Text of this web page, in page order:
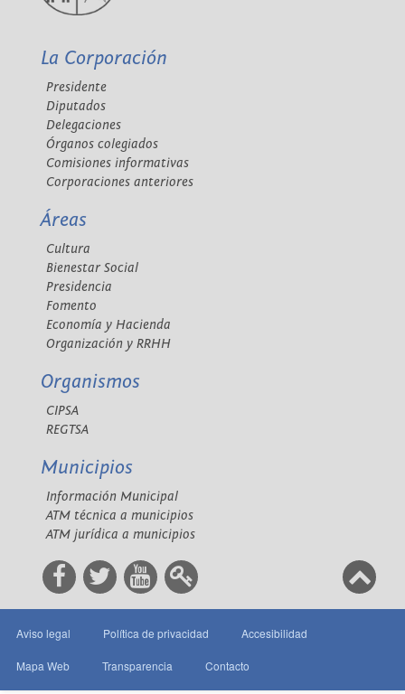
La Corporación
Presidente
Diputados
Delegaciones
Órganos colegiados
Comisiones informativas
Corporaciones anteriores
Áreas
Cultura
Bienestar Social
Presidencia
Fomento
Economía y Hacienda
Organización y RRHH
Organismos
CIPSA
REGTSA
Municipios
Información Municipal
ATM técnica a municipios
ATM jurídica a municipios
Aviso legal Política de privacidad Accesibilidad
Mapa Web Transparencia Contacto